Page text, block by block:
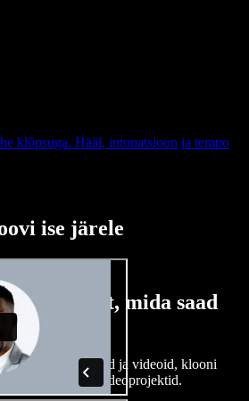
klõpsuga. Hääl, intonatsioon ja tempo
ise järele
osa sellest, mida saad
teha.
tasuta pilte, helisid ja videoid, klooni
audio-videoprojektid.